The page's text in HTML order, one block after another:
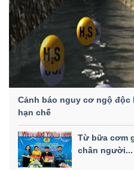
Cảnh báo nguy cơ ngộ độc
hạn chế
Từ bữa cơm
chân người...